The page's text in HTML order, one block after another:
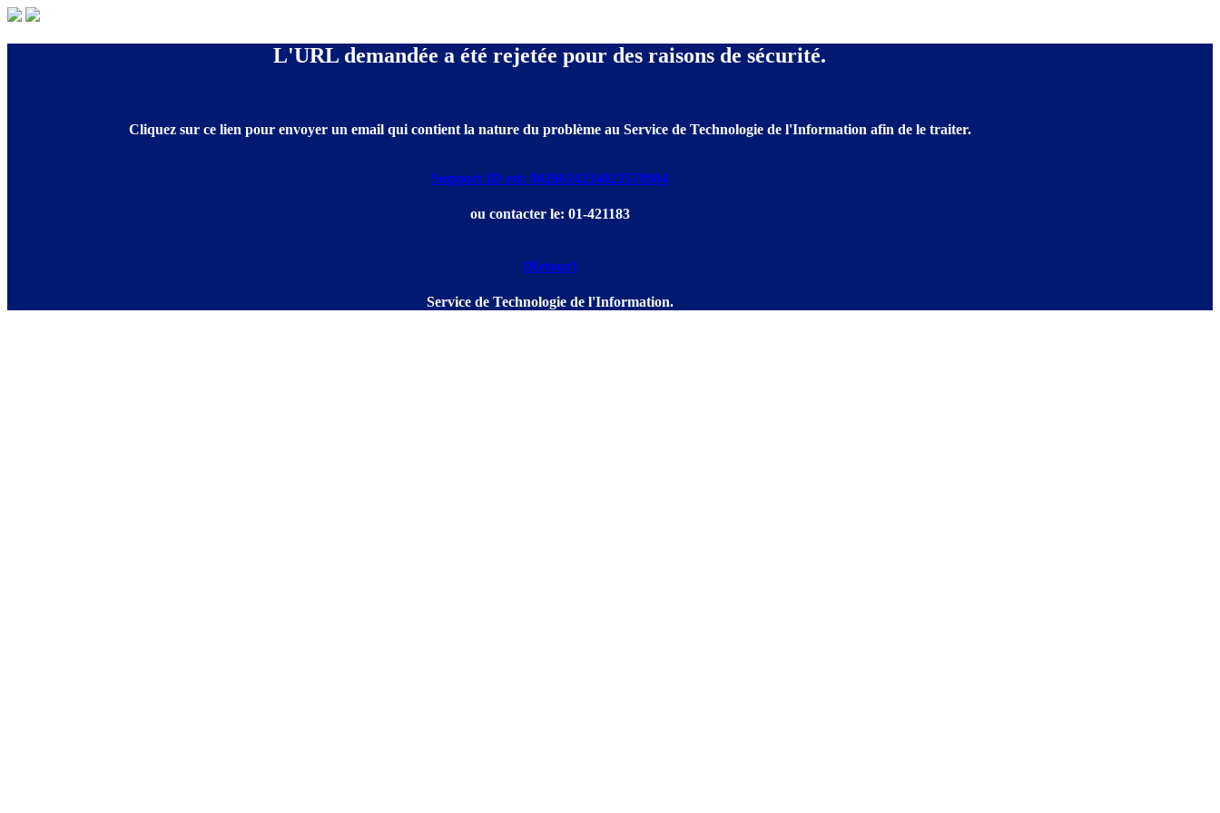
L'URL demandée a été rejetée pour des raisons de sécurité.
Cliquez sur ce lien pour envoyer un email qui contient la nature du problème au Service de Technologie de l'Information afin de le traiter.
Support ID est: 8026614234823578984
ou contacter le: 01-421183
[Retour]
Service de Technologie de l'Information.